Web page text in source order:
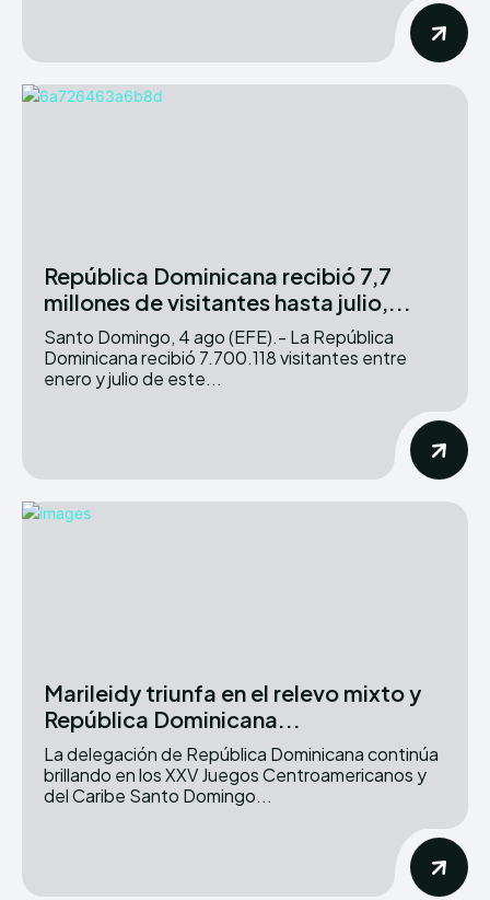
República Dominicana recibió 7,7
millones de visitantes hasta julio,...
Santo Domingo, 4 ago (EFE).- La República
Dominicana recibió 7.700.118 visitantes entre
enero y julio de este...
Marileidy triunfa en el relevo mixto y
República Dominicana...
La delegación de República Dominicana continúa
brillando en los XXV Juegos Centroamericanos y
del Caribe Santo Domingo...